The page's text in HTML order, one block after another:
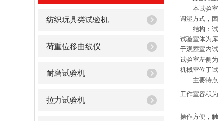
纺织玩具类试验机
荷重位移曲线仪
耐磨试验机
拉力试验机
本试验室符
调湿方式，
结构：试
试验室体为
于观察室内
试验室左侧
机械室位于
主要特点
工作室容积
操作方便，